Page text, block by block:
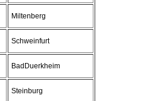
Miltenberg
Schweinfurt
BadDuerkheim
Steinburg